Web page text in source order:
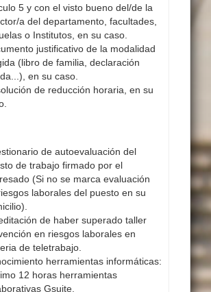
5 y con el visto bueno del/de la
a del departamento, facultades,
o Institutos, en su caso.
justificativo de la modalidad
(libro de familia, declaración
en su caso.
de reducción horaria, en su
de autoevaluación del
de trabajo firmado por el
(Si no se marca evaluación
laborales del puesto en su
de haber superado taller
en riesgos laborales en
de teletrabajo.
herramientas informáticas:
12 horas herramientas
Gsuite.